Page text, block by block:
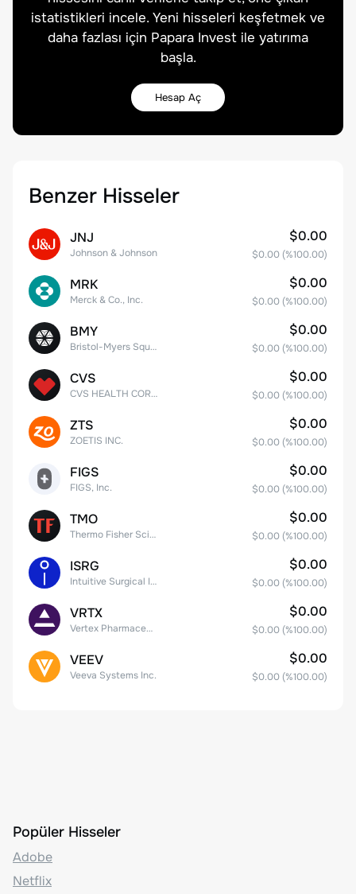
istatistikleri incele. Yeni hisseleri keşfetmek ve
daha fazlası için Papara Invest ile yatırıma
başla.
Hesap Aç
Benzer Hisseler
JNJ
Johnson & Johnson
$0.00
$0.00 (%100.00)
MRK
Merck & Co., Inc.
$0.00
$0.00 (%100.00)
BMY
Bristol-Myers Squibb Co.
$0.00
$0.00 (%100.00)
CVS
CVS HEALTH CORPORATION
$0.00
$0.00 (%100.00)
ZTS
ZOETIS INC.
$0.00
$0.00 (%100.00)
FIGS
FIGS, Inc.
$0.00
$0.00 (%100.00)
TMO
Thermo Fisher Scientific, Inc.
$0.00
$0.00 (%100.00)
ISRG
Intuitive Surgical Inc.
$0.00
$0.00 (%100.00)
VRTX
Vertex Pharmaceuticals Inc
$0.00
$0.00 (%100.00)
VEEV
Veeva Systems Inc.
$0.00
$0.00 (%100.00)
Popüler Hisseler
Adobe
Netflix